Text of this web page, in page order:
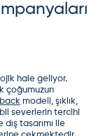
hale geliyor.
çoğumuzun
modeli, şıklık,
severlerin tercihi
tasarımı ile